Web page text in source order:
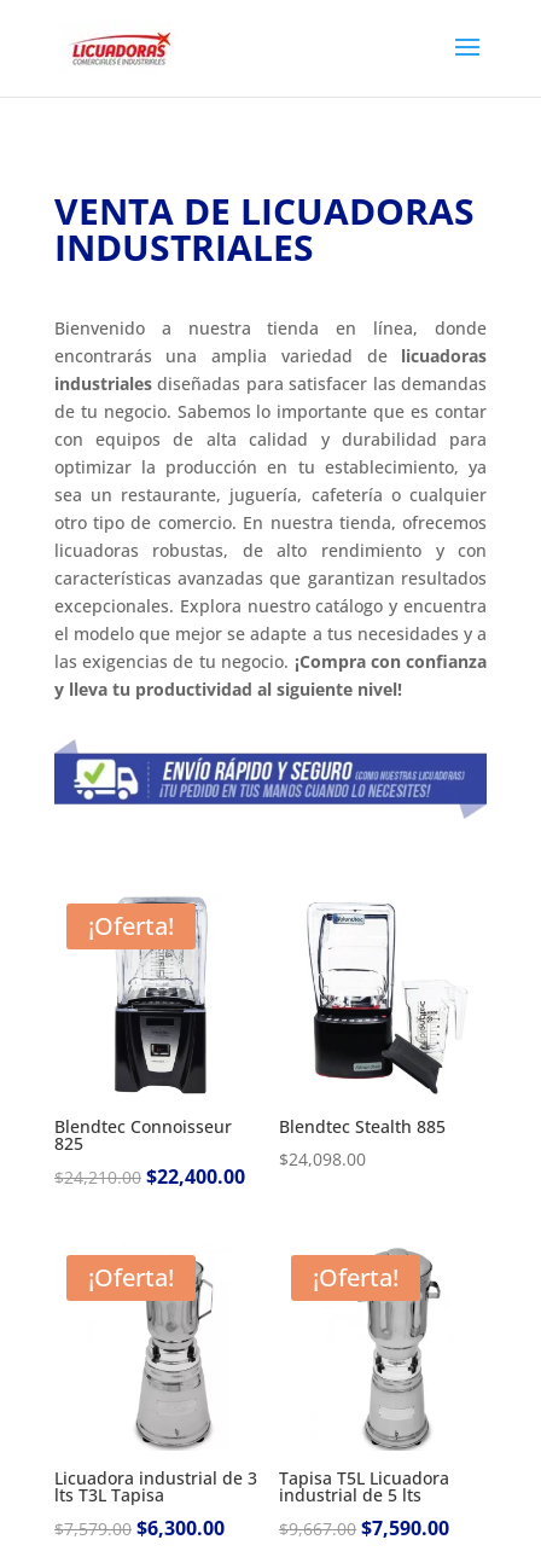
VENTA DE LICUADORAS
INDUSTRIALES
Bienvenido a nuestra tienda en línea, donde
encontrarás una amplia variedad de licuadoras
industrialesdiseñadas para satisfacer las demandas
de tu negocio. Sabemos lo importante que es contar
con equipos de alta calidad y durabilidad para
optimizar la producción en tu establecimiento, ya
sea un restaurante, juguería, cafetería o cualquier
otro tipo de comercio. En nuestra tienda, ofrecemos
licuadoras robustas, de alto rendimiento y con
características avanzadas que garantizan resultados
excepcionales. Explora nuestro catálogo y encuentra
el modelo que mejor se adapte a tus necesidades y a
las exigencias de tu negocio. ¡Compra con confianza
y lleva tu productividad al siguiente nivel!
¡Oferta!
Blendtec Connoisseur
825
$24,210.00 Original
$24,210.00.
$22,400.00Current
$22,400.00.
Blendtec Stealth 885
$24,098.00
¡Oferta!
Licuadora industrial de 3
lts T3L Tapisa
$7,579.00 Original
$6,300.00Current
¡Oferta!
Tapisa T5L Licuadora
industrial de 5 lts
$9,667.00 Original
$7,590.00Current